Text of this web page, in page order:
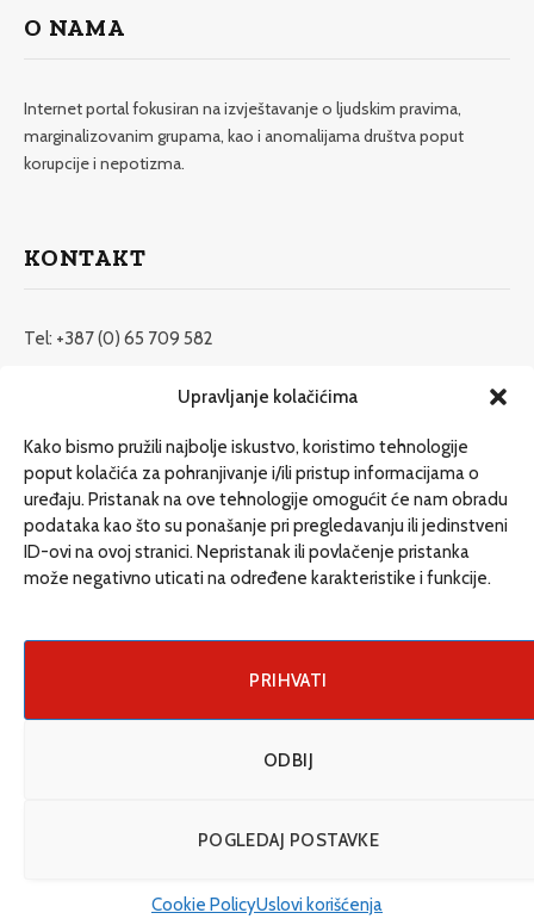
Upravljanje kolačićima
Kako bismo pružili najbolje iskustvo, koristimo tehnologije
poput kolačića za pohranjivanje i/ili pristup informacijama o
uređaju. Pristanak na ove tehnologije omogućit će nam obradu
podataka kao što su ponašanje pri pregledavanju ili jedinstveni
ID-ovi na ovoj stranici. Nepristanak ili povlačenje pristanka
može negativno uticati na određene karakteristike i funkcije.
PRIHVATI
ODBIJ
POGLEDAJ POSTAVKE
Cookie PolicyUslovi korišćenja
O NAMA
Internet portal fokusiran na izvještavanje o ljudskim pravima,
marginalizovanim grupama, kao i anomalijama društva poput
korupcije i nepotizma.
KONTAKT
Tel: +387 (0) 65 709 582
redakcija@etrafika.net
Dosije
Drugi pišu
Društvo
Cookie Policy (EU)